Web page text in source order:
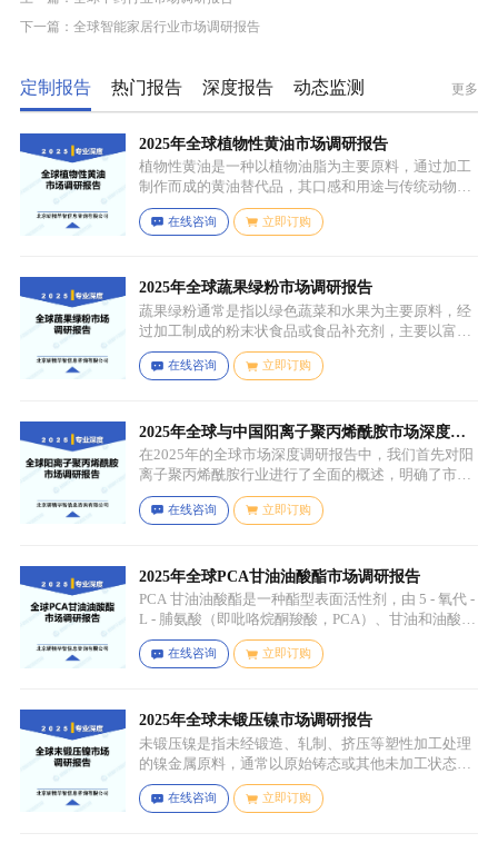
下一篇：全球智能家居行业市场调研报告
定制报告 热门报告 深度报告 动态监测 更多
2025年全球植物性黄油市场调研报告
植物性黄油是一种以植物油脂为主要原料，通过加工
制作而成的黄油替代品，其口感和用途与传统动物黄
油较为相似，常见的有大豆油、菜籽油、椰子油、棕
榈油等，这些植物油脂经过精炼、氢化或酯交换等工
用香精、色素等，以改善口感、延长保质期和调整风
味。
在线咨询 立即订购
2025年全球蔬果绿粉市场调研报告
蔬果绿粉通常是指以绿色蔬菜和水果为主要原料，经
过加工制成的粉末状食品或食品补充剂，主要以富含
叶绿素、膳食纤维、维生素、矿物质等营养成分的绿
色蔬菜和水果为原料，常见的包括菠菜、羽衣甘蓝、
等，有时也会搭配其他颜色的蔬果（如胡萝卜、甜菜
根等）以丰富营养等绿色水果。
在线咨询 立即订购
2025年全球与中国阳离子聚丙烯酰胺市场深度调
研报告：行业趋势与投资前景分析
在2025年的全球市场深度调研报告中，我们首先对阳
离子聚丙烯酰胺行业进行了全面的概述，明确了市场
细分与应用场景。通过对细分产品的定义与特点进行
深入分析，我们揭示了关键应用场景及其客群洞察。
在线咨询 立即订购
2025年全球PCA甘油油酸酯市场调研报告
PCA 甘油油酸酯是一种酯型表面活性剂，由 5 - 氧代 -
L - 脯氨酸（即吡咯烷酮羧酸，PCA）、甘油和油酸通
过化学反应生成，化学名称为 5 - 氧代 - L - 脯氨酸 2 -
羟基 - 3-(油酰氧基) 丙酯，分子式为 C26H45NO6，分
先进行皂化反应得到脂肪酸盐，再经过酸化、酯化等
一系列反应，将甘油与油酸结合，并引入 PCA 基团，
从而得到 PCA 甘油油酸酯。
在线咨询 立即订购
2025年全球未锻压镍市场调研报告
未锻压镍是指未经锻造、轧制、挤压等塑性加工处理
的镍金属原料，通常以原始铸态或其他未加工状态存
在，一般为块状、锭状、粒状或其他铸造成型的原始
形态，表面可能保留铸造过程中形成的粗糙纹理或缺
在线咨询 立即订购